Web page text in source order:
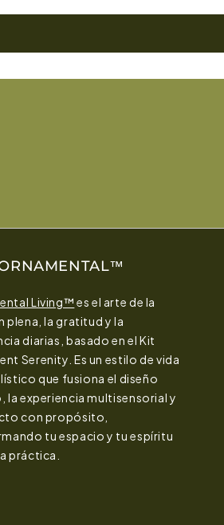
Living™ es el arte de la
plena, la gratitud y la
diarias, basado en el Kit
Serenity. Es un estilo de vida
que fusiona el diseño
la experiencia multisensorial y
con propósito,
tu espacio y tu espíritu
práctica.